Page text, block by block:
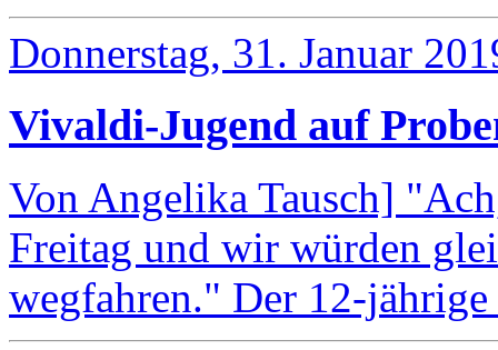
Donnerstag, 31. Januar
Vivaldi-Jugend auf
Von Angelika Tausch]
Freitag und wir würden
wegfahren." Der 12-